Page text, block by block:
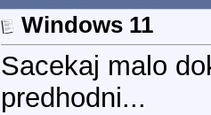
Windows 11
Sacekaj malo
predhodni...